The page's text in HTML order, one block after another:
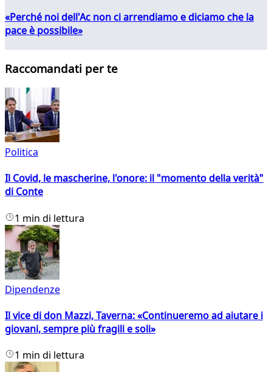
«Perché noi dell'Ac non ci arrendiamo e diciamo che la
pace è possibile»
Raccomandati per te
Politica
Il Covid, le mascherine, l'onore: il "momento della verità"
di Conte
1 min di lettura
Dipendenze
Il vice di don Mazzi, Taverna: «Continueremo ad aiutare i
giovani, sempre più fragili e soli»
1 min di lettura